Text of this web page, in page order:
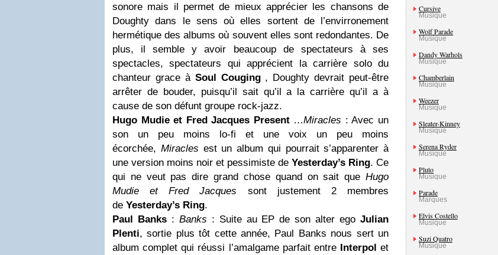
sonore mais il permet de mieux apprécier les chansons de
Doughty dans le sens où elles sortent de l’envirronement
hermétique des albums où souvent elles sont redondantes. De
plus, il semble y avoir beaucoup de spectateurs à ses
spectacles, spectateurs qui apprécient la carrière solo du
chanteur grace à Soul Couging, Doughty devrait peut-être
arrêter de bouder, puisqu’il sait qu’il a la carrière qu’il a à
cause de son défunt groupe rock-jazz.
Hugo Mudie et Fred Jacques Present…Miracles : Avec un
son un peu moins lo-fi et une voix un peu moins
écorchée, Miracles est un album qui pourrait s’apparenter à
une version moins noir et pessimiste de Yesterday’s Ring. Ce
qui ne veut pas dire grand chose quand on sait que Hugo
Mudie et Fred Jacques sont justement 2 membres
de Yesterday’s Ring.
Paul Banks: Banks : Suite au EP de son alter egoJulian
Plenti, sortie plus tôt cette année, Paul Banks nous sert un
album complet qui réussi l’amalgame parfait entre Interpol et
Cursive
Musique
Wolf Parade
Musique
Dandy Warhols
Musique
Chamberlain
Musique
Weezer
Musique
Sleater-Kinney
Musique
Serena Ryder
Musique
Pluto
Musique
Parade
Marques
Elvis Costello
Musique
Suzi Quatro
Musique